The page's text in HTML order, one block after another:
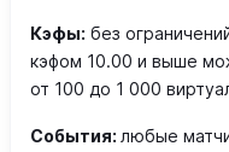
Кэфы: без
кэфом 10.00 и выше
от 100 до 1 000
События: любые